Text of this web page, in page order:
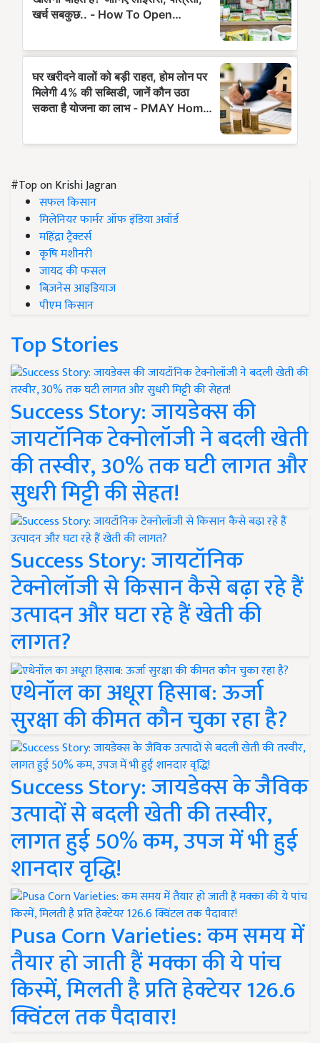
#Top on Krishi Jagran
सफल किसान
मिलेनियर फार्मर ऑफ इंडिया अवॉर्ड
महिंद्रा ट्रैक्टर्स
कृषि मशीनरी
जायद की फसल
बिज़नेस आइडियाज
पीएम किसान
Top Stories
Success Story: जायडेक्स की
जायटॉनिक टेक्नोलॉजी ने बदली खेती
की तस्वीर, 30% तक घटी लागत और
सुधरी मिट्टी की सेहत!
Success Story: जायटॉनिक
टेक्नोलॉजी से किसान कैसे बढ़ा रहे हैं
उत्पादन और घटा रहे हैं खेती की
लागत?
एथेनॉल का अधूरा हिसाब: ऊर्जा
सुरक्षा की कीमत कौन चुका रहा है?
Success Story: जायडेक्स के जैविक
उत्पादों से बदली खेती की तस्वीर,
लागत हुई 50% कम, उपज में भी हुई
शानदार वृद्धि!
Pusa Corn Varieties: कम समय में
तैयार हो जाती हैं मक्का की ये पांच
किस्में, मिलती है प्रति हेक्टेयर 126.6
क्विंटल तक पैदावार!